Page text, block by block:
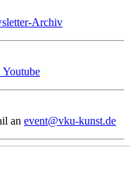
Archiv
Youtube
an event@vku-kunst.de